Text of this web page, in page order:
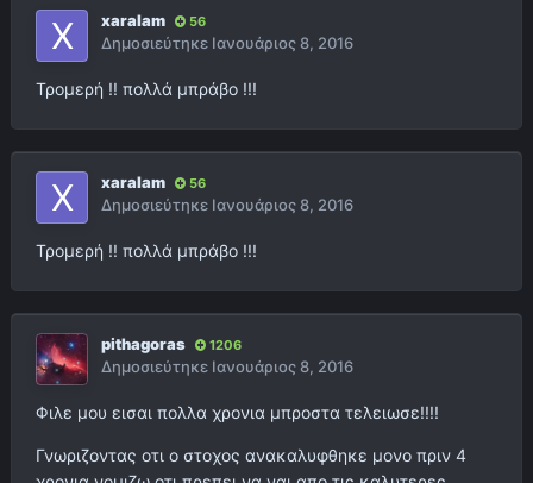
xaralam 56
Δημοσιεύτηκε Ιανουάριος 8, 2016
Τρομερή !! πολλά μπράβο !!!
xaralam 56
Δημοσιεύτηκε Ιανουάριος 8, 2016
Τρομερή !! πολλά μπράβο !!!
pithagoras 1206
Δημοσιεύτηκε Ιανουάριος 8, 2016
Φιλε μου εισαι πολλα χρονια μπροστα τελειωσε!!!!
Γνωριζοντας οτι ο στοχος ανακαλυφθηκε μονο πριν 4